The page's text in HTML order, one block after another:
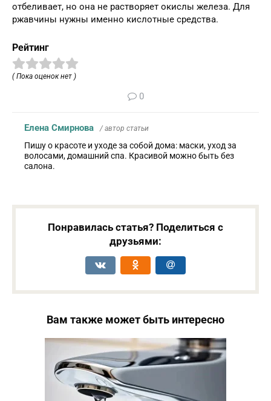
отбеливает, но она не растворяет окислы железа. Для
ржавчины нужны именно кислотные средства.
Рейтинг
( Пока оценок нет )
0
Елена Смирнова / автор статьи
Пишу о красоте и уходе за собой дома: маски, уход за
волосами, домашний спа. Красивой можно быть без
салона.
Понравилась статья? Поделиться с
друзьями:
Вам также может быть интересно